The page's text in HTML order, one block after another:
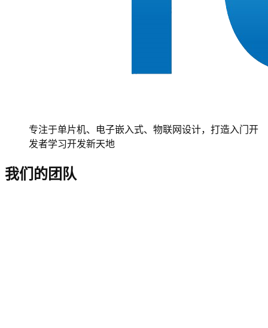
专注于单片机、电子嵌入式、物联网设计，打造入门开
发者学习开发新天地
我们的团队